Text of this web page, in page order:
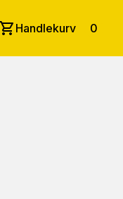
Handlekurv 0